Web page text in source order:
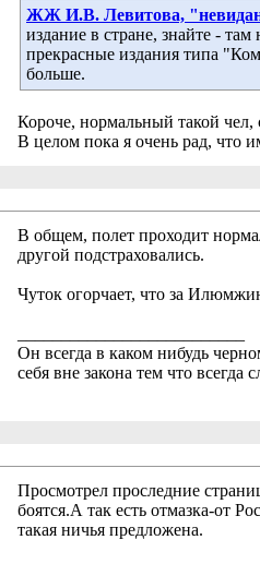
ЖЖ И.В. Левитова,
издание в стране, знайте -
прекрасные издания типа
больше.
Короче, нормальный такой
В целом пока я очень рад, что
В общем, полет проходит
другой подстраховались.
Чуток огорчает, что за
Он всегда в каком нибудь
себя вне закона тем что всегда
Просмотрел проследние
боятся.А так есть отмазка-от
такая ничья предложена.